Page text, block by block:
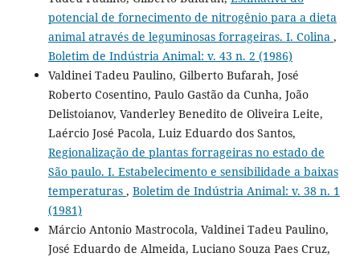
potencial de fornecimento de nitrogênio para a dieta
animal através de leguminosas forrageiras. I. Colina ,
Boletim de Indústria Animal: v. 43 n. 2 (1986)
Valdinei Tadeu Paulino, Gilberto Bufarah, José
Roberto Cosentino, Paulo Gastão da Cunha, João
Delistoianov, Vanderley Benedito de Oliveira Leite,
Laércio José Pacola, Luiz Eduardo dos Santos,
Regionalização de plantas forrageiras no estado de
São paulo. I. Estabelecimento e sensibilidade a baixas
temperaturas , Boletim de Indústria Animal: v. 38 n. 1
(1981)
Márcio Antonio Mastrocola, Valdinei Tadeu Paulino,
José Eduardo de Almeida, Luciano Souza Paes Cruz,